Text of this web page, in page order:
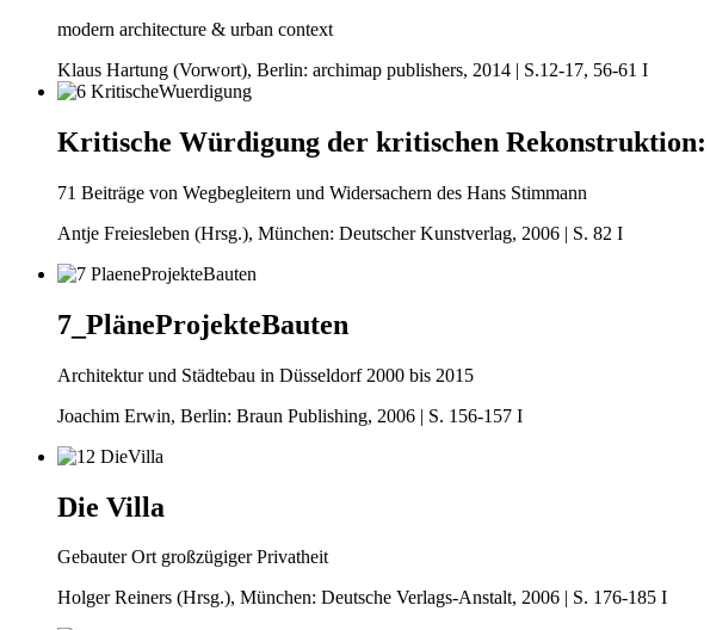
modern architecture & urban context
Klaus Hartung (Vorwort), Berlin: archimap publishers, 2014 | S.12-17, 56-61 I
Kritische Würdigung der kritischen Rekonstruktion:
71 Beiträge von Wegbegleitern und Widersachern des Hans Stimmann
Antje Freiesleben (Hrsg.), München: Deutscher Kunstverlag, 2006 | S. 82 I
7_PläneProjekteBauten
Architektur und Städtebau in Düsseldorf 2000 bis 2015
Joachim Erwin, Berlin: Braun Publishing, 2006 | S. 156-157 I
Die Villa
Gebauter Ort großzügiger Privatheit
Holger Reiners (Hrsg.), München: Deutsche Verlags-Anstalt, 2006 | S. 176-185 I